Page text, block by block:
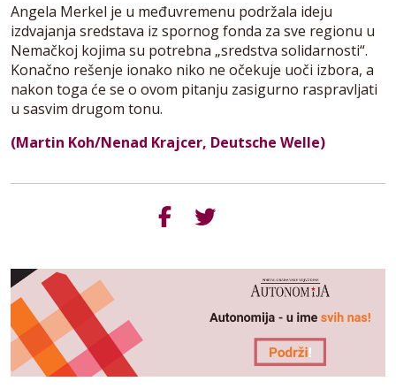
Angela Merkel je u međuvremenu podržala ideju
izdvajanja sredstava iz spornog fonda za sve regionu u
Nemačkoj kojima su potrebna „sredstva solidarnosti“.
Konačno rešenje ionako niko ne očekuje uoči izbora, a
nakon toga će se o ovom pitanju zasigurno raspravljati
u sasvim drugom tonu.
(Martin Koh/Nenad Krajcer, Deutsche Welle)